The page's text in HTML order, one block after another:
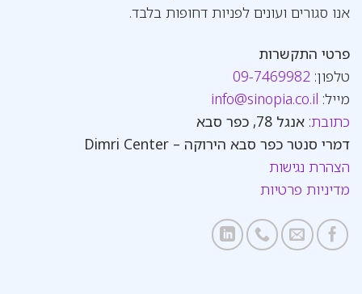
אנו סגורים ועונים לפניות דחופות בלבד.
פרטי התקשרות
טלפון: 09-7469982
מייל: info@sinopia.co.il
כתובת: אנגל 78, כפר סבא
דמרי סנטר כפר סבא הירוקה – Dimri Center
הצהרת נגישות
מדיניות פרטיות